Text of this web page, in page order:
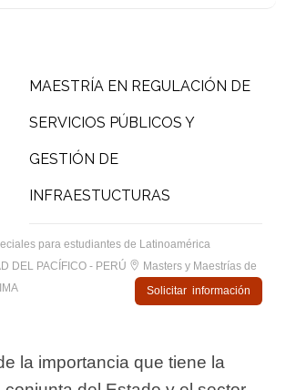
MAESTRÍA EN REGULACIÓN DE
SERVICIOS PÚBLICOS Y
GESTIÓN DE
INFRAESTUCTURAS
para estudiantes de Latinoamérica
DEL PACÍFICO - PERÚ
Masters y Maestrías de
Solicitar información
la importancia que tiene la